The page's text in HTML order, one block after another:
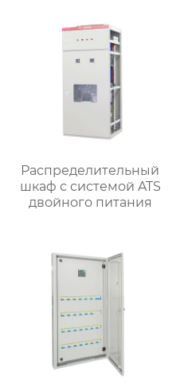
Распределительный
шкаф с системой ATS
двойного питания